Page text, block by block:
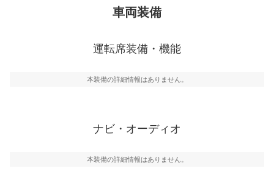
車両装備
運転席装備・機能
本装備の詳細情報はありません。
ナビ・オーディオ
本装備の詳細情報はありません。